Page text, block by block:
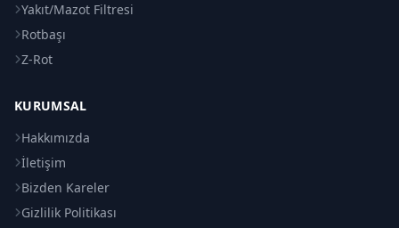
Yakıt/Mazot Filtresi
Rotbaşı
Z-Rot
KURUMSAL
Hakkımızda
İletişim
Bizden Kareler
Gizlilik Politikası